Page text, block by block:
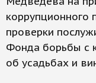
коррупционного
проверки
Фонда борьбы с
об усадьбах и